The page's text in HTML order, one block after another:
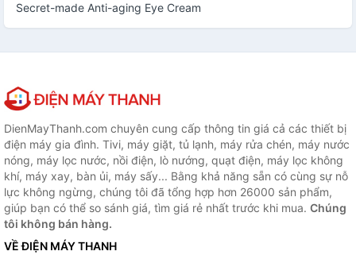
Secret-made Anti-aging Eye Cream
DienMayThanh.com chuyên cung cấp thông tin giá cả các thiết bị
điện máy gia đình. Tivi, máy giặt, tủ lạnh, máy rửa chén, máy nước
nóng, máy lọc nước, nồi điện, lò nướng, quạt điện, máy lọc không
khí, máy xay, bàn ủi, máy sấy... Bằng khả năng sẵn có cùng sự nỗ
lực không ngừng, chúng tôi đã tổng hợp hơn 26000 sản phẩm,
giúp bạn có thể so sánh giá, tìm giá rẻ nhất trước khi mua. Chúng
tôi không bán hàng.
VỀ ĐIỆN MÁY THANH